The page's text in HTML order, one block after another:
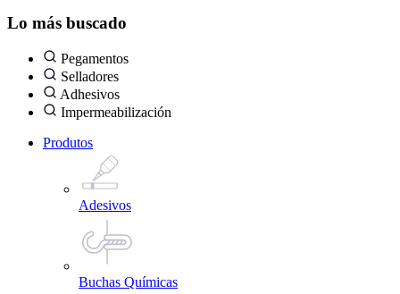
Lo más buscado
Pegamentos
Selladores
Adhesivos
Impermeabilización
Produtos
Adesivos
Buchas Químicas